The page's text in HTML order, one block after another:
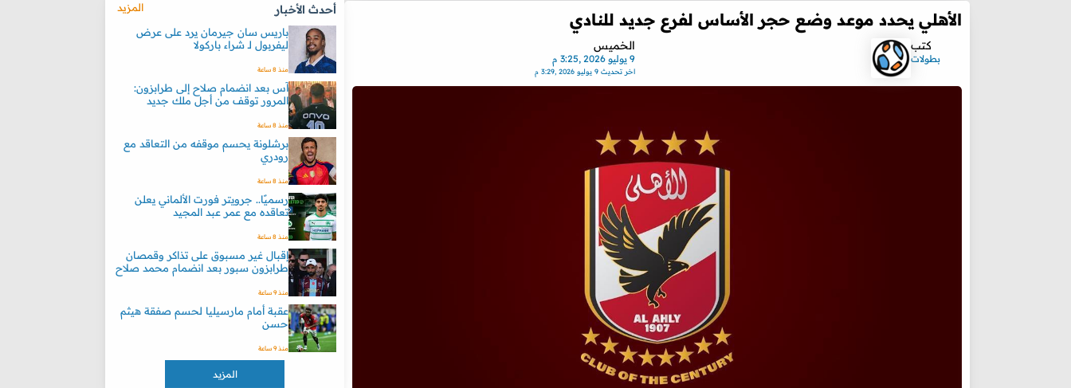
الأهلي يحدد موعد وضع حجر الأساس لفرع جديد للنادي
كتب
بطولات
الخميس
9 يوليو 2026 ,3:25 م
اخر تحديث 9 يوليو 2026 ,3:29 م
أحدث الأخبار
المزيد
باريس سان جيرمان يرد على عرض
ليفربول لـ شراء باركولا
منذ 8 ساعة
آس بعد انضمام صلاح إلى طرابزون:
المرور توقف من أجل ملك جديد
منذ 8 ساعة
برشلونة يحسم موقفه من التعاقد مع
رودري
منذ 8 ساعة
رسميًا.. جرويتر فورت الألماني يعلن
تعاقده مع عمر عبد المجيد
منذ 8 ساعة
إقبال غير مسبوق على تذاكر وقمصان
طرابزون سبور بعد انضمام محمد صلاح
منذ 9 ساعة
عقبة أمام مارسيليا لحسم صفقة هيثم
حسن
منذ 9 ساعة
المزيد